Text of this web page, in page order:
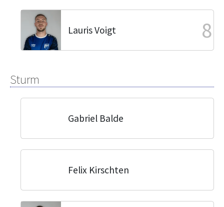
Lauris Voigt 8
Sturm
Gabriel Balde
Felix Kirschten